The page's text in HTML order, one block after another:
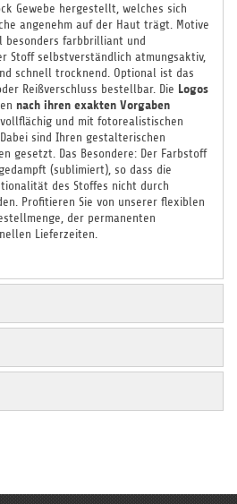
Gewebe hergestellt, welches sich
angenehm auf der Haut trägt. Motive
besonders farbbrilliant und
Stoff selbstverständlich atmungsaktiv,
schnell trocknend. Optional ist das
Reißverschluss bestellbar. Die Logos
nach ihren exakten Vorgaben
und mit fotorealistischen
sind Ihren gestalterischen
gesetzt. Das Besondere: Der Farbstoff
(sublimiert), so dass die
des Stoffes nicht durch
Profitieren Sie von unserer flexiblen
der permanenten
Lieferzeiten.